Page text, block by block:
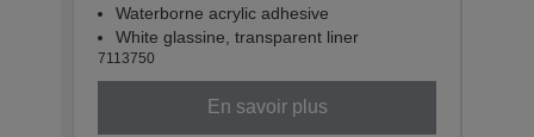
Waterborne acrylic adhesive
White glassine, transparent liner
7113750
En savoir plus